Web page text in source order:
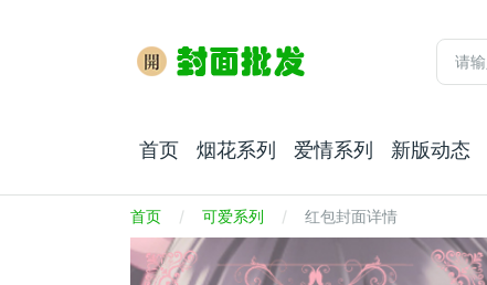
首页 烟花系列 爱情系列 新版动态
首页 可爱系列 红包封面详情